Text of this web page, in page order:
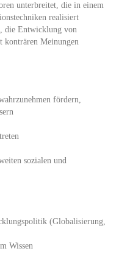
unterbreitet, die in einem
realisiert
die Entwicklung von
konträren Meinungen
fördern,
sozialen und
(Globalisierung,
Wissen